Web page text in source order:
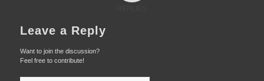
Leave a Reply
Want to join the discussion?
Feel free to contribute!